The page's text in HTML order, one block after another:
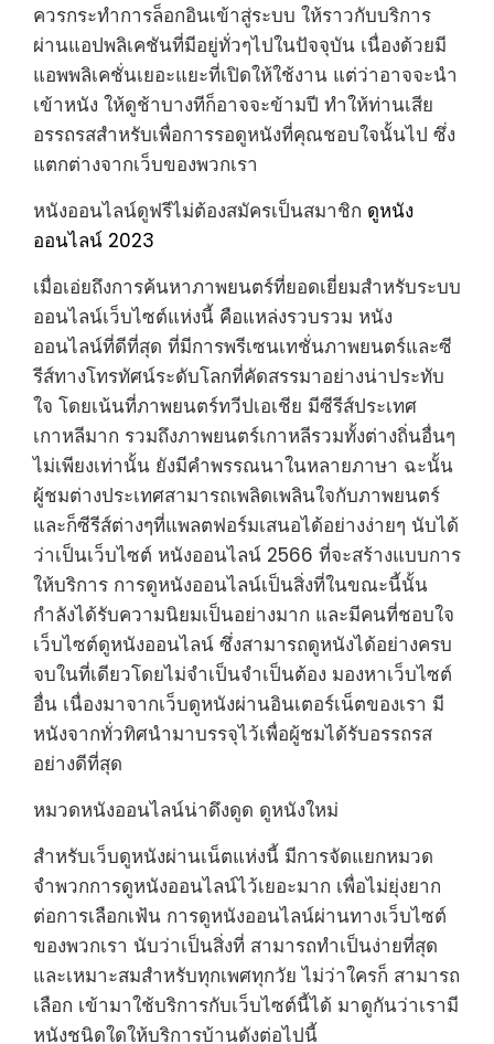
ควรกระทำการล็อกอินเข้าสู่ระบบ ให้ราวกับบริการ
ผ่านแอปพลิเคชันที่มีอยู่ทั่วๆไปในปัจจุบัน เนื่องด้วยมี
แอพพลิเคชั่นเยอะแยะที่เปิดให้ใช้งาน แต่ว่าอาจจะนำ
เข้าหนัง ให้ดูช้าบางทีก็อาจจะข้ามปี ทำให้ท่านเสีย
อรรถรสสำหรับเพื่อการรอดูหนังที่คุณชอบใจนั้นไป ซึ่ง
แตกต่างจากเว็บของพวกเรา
หนังออนไลน์ดูฟรีไม่ต้องสมัครเป็นสมาชิก ดูหนัง
ออนไลน์ 2023
เมื่อเอ่ยถึงการค้นหาภาพยนตร์ที่ยอดเยี่ยมสำหรับระบบ
ออนไลน์เว็บไซต์แห่งนี้ คือแหล่งรวบรวม หนัง
ออนไลน์ที่ดีที่สุด ที่มีการพรีเซนเทชั่นภาพยนตร์และซี
รีส์ทางโทรทัศน์ระดับโลกที่คัดสรรมาอย่างน่าประทับ
ใจ โดยเน้นที่ภาพยนตร์ทวีปเอเชีย มีซีรีส์ประเทศ
เกาหลีมาก รวมถึงภาพยนตร์เกาหลีรวมทั้งต่างถิ่นอื่นๆ
ไม่เพียงเท่านั้น ยังมีคำพรรณนาในหลายภาษา ฉะนั้น
ผู้ชมต่างประเทศสามารถเพลิดเพลินใจกับภาพยนตร์
และก็ซีรีส์ต่างๆที่แพลตฟอร์มเสนอได้อย่างง่ายๆ นับได้
ว่าเป็นเว็บไซต์ หนังออนไลน์ 2566 ที่จะสร้างแบบการ
ให้บริการ การดูหนังออนไลน์เป็นสิ่งที่ในขณะนี้นั้น
กำลังได้รับความนิยมเป็นอย่างมาก และมีคนที่ชอบใจ
เว็บไซต์ดูหนังออนไลน์ ซึ่งสามารถดูหนังได้อย่างครบ
จบในที่เดียวโดยไม่จำเป็นจำเป็นต้อง มองหาเว็บไซต์
อื่น เนื่องมาจากเว็บดูหนังผ่านอินเตอร์เน็ตของเรา มี
หนังจากทั่วทิศนำมาบรรจุไว้เพื่อผู้ชมได้รับอรรถรส
อย่างดีที่สุด
หมวดหนังออนไลน์น่าดึงดูด ดูหนังใหม่
สำหรับเว็บดูหนังผ่านเน็ตแห่งนี้ มีการจัดแยกหมวด
จำพวกการดูหนังออนไลน์ไว้เยอะมาก เพื่อไม่ยุ่งยาก
ต่อการเลือกเฟ้น การดูหนังออนไลน์ผ่านทางเว็บไซต์
ของพวกเรา นับว่าเป็นสิ่งที่ สามารถทำเป็นง่ายที่สุด
และเหมาะสมสำหรับทุกเพศทุกวัย ไม่ว่าใครก็ สามารถ
เลือก เข้ามาใช้บริการกับเว็บไซต์นี้ได้ มาดูกันว่าเรามี
หนังชนิดใดให้บริการบ้านดังต่อไปนี้